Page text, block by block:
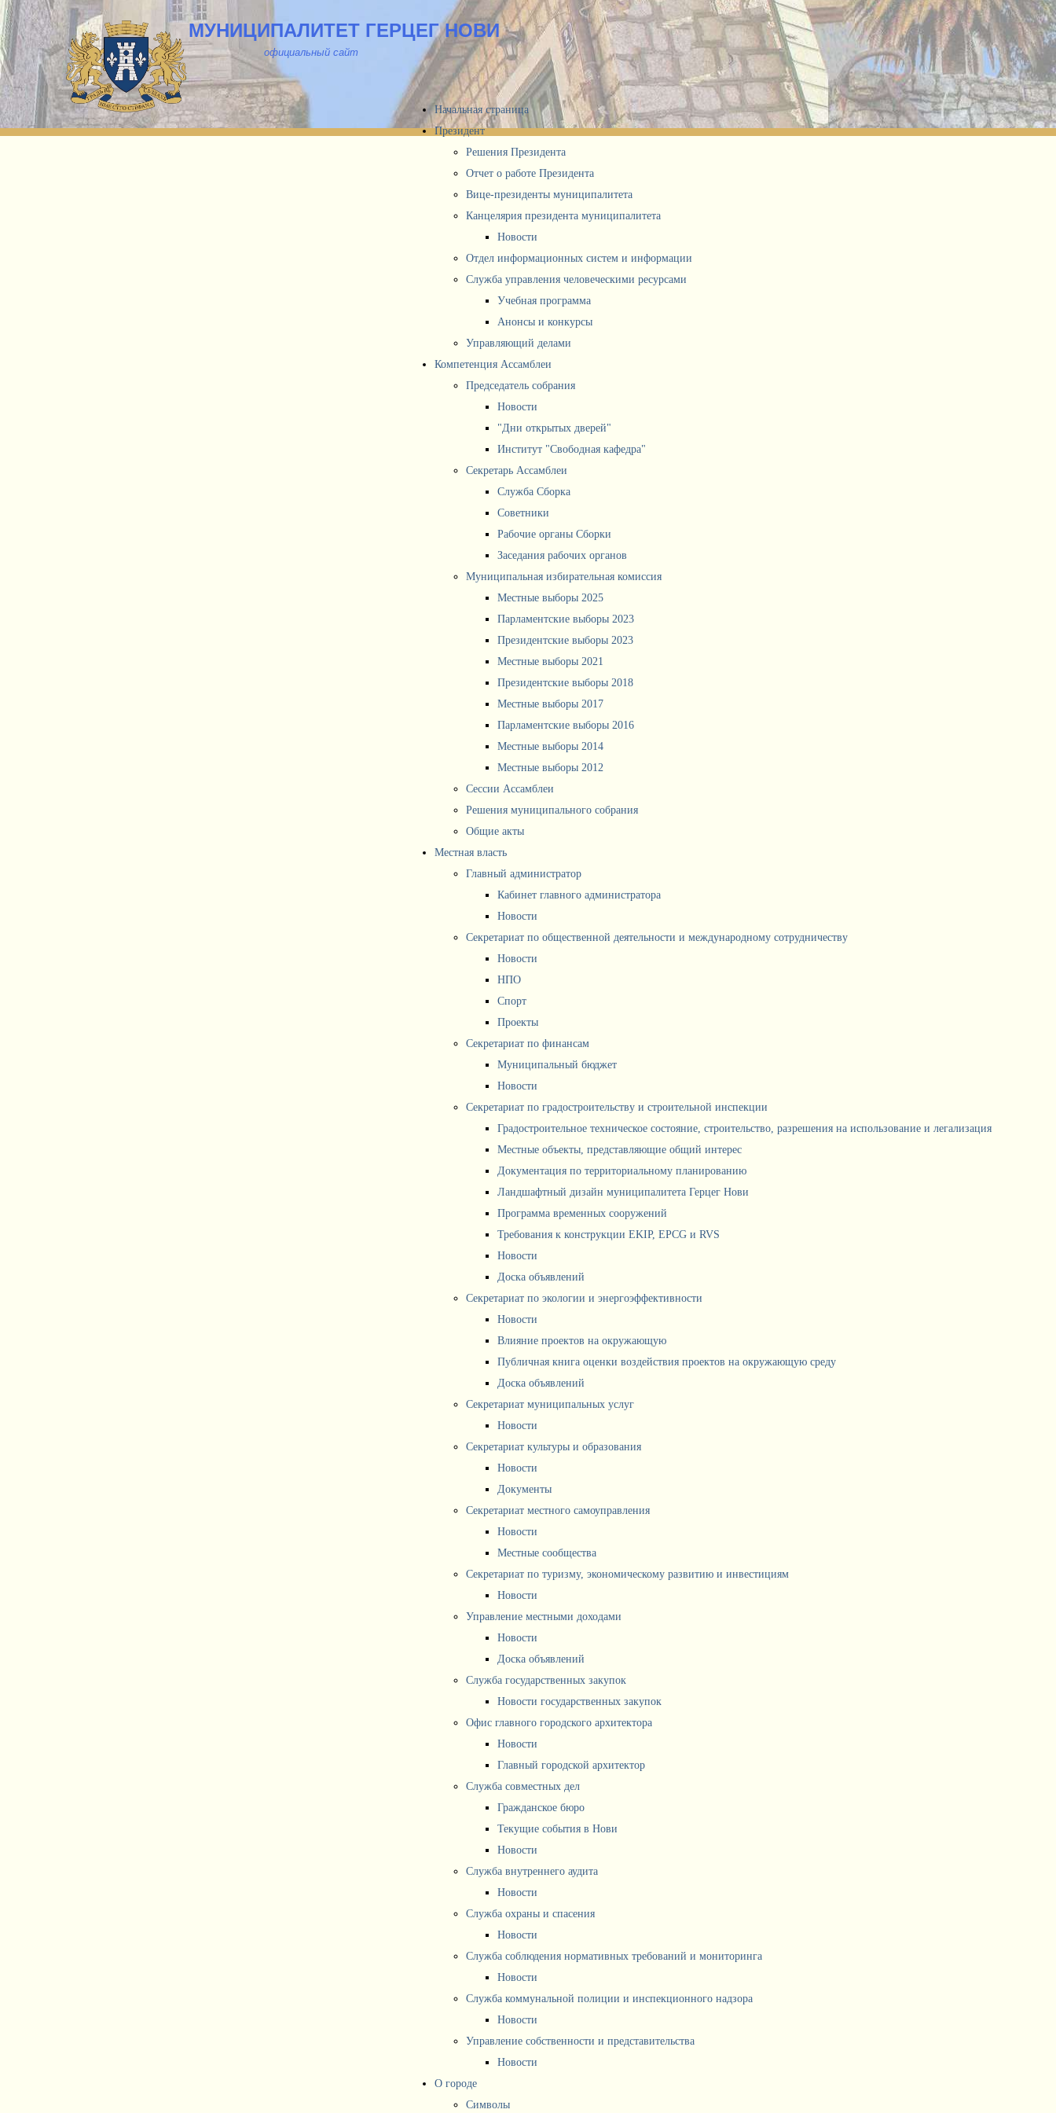
МУНИЦИПАЛИТЕТ ГЕРЦЕГ НОВИ
официальный сайт
Начальная страница
Президент
Решения Президента
Отчет о работе Президента
Вице-президенты муниципалитета
Канцелярия президента муниципалитета
Новости
Отдел информационных систем и информации
Служба управления человеческими ресурсами
Учебная программа
Анонсы и конкурсы
Управляющий делами
Компетенция Ассамблеи
Председатель собрания
Новости
"Дни открытых дверей"
Институт "Свободная кафедра"
Секретарь Ассамблеи
Служба Сборка
Советники
Рабочие органы Сборки
Заседания рабочих органов
Муниципальная избирательная комиссия
Местные выборы 2025
Парламентские выборы 2023
Президентские выборы 2023
Местные выборы 2021
Президентские выборы 2018
Местные выборы 2017
Парламентские выборы 2016
Местные выборы 2014
Местные выборы 2012
Сессии Ассамблеи
Решения муниципального собрания
Общие акты
Местная власть
Главный администратор
Кабинет главного администратора
Новости
Секретариат по общественной деятельности и международному сотрудничеству
Новости
НПО
Спорт
Проекты
Секретариат по финансам
Муниципальный бюджет
Новости
Секретариат по градостроительству и строительной инспекции
Градостроительное техническое состояние, строительство, разрешения на использование и легализация
Местные объекты, представляющие общий интерес
Документация по территориальному планированию
Ландшафтный дизайн муниципалитета Герцег Нови
Программа временных сооружений
Требования к конструкции EKIP, EPCG и RVS
Новости
Доска объявлений
Секретариат по экологии и энергоэффективности
Новости
Влияние проектов на окружающую
Публичная книга оценки воздействия проектов на окружающую среду
Доска объявлений
Секретариат муниципальных услуг
Новости
Секретариат культуры и образования
Новости
Документы
Секретариат местного самоуправления
Новости
Местные сообщества
Секретариат по туризму, экономическому развитию и инвестициям
Новости
Управление местными доходами
Новости
Доска объявлений
Служба государственных закупок
Новости государственных закупок
Офис главного городского архитектора
Новости
Главный городской архитектор
Служба совместных дел
Гражданское бюро
Текущие события в Нови
Новости
Служба внутреннего аудита
Новости
Служба охраны и спасения
Новости
Служба соблюдения нормативных требований и мониторинга
Новости
Служба коммунальной полиции и инспекционного надзора
Новости
Управление собственности и представительства
Новости
О городе
Символы